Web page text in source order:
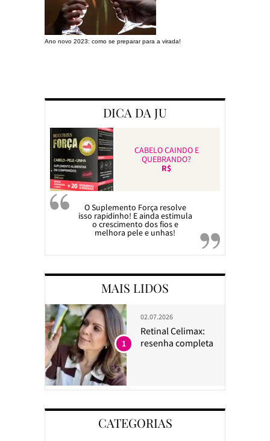
Ano novo 2023: como se preparar para a virada!
DICA DA JU
CABELO CAINDO E
QUEBRANDO?
R$
O Suplemento Força resolve
isso rapidinho! E ainda estimula
o crescimento dos fios e
melhora pele e unhas!
MAIS LIDOS
02.07.2026
Retinal Celimax:
resenha completa
1
CATEGORIAS